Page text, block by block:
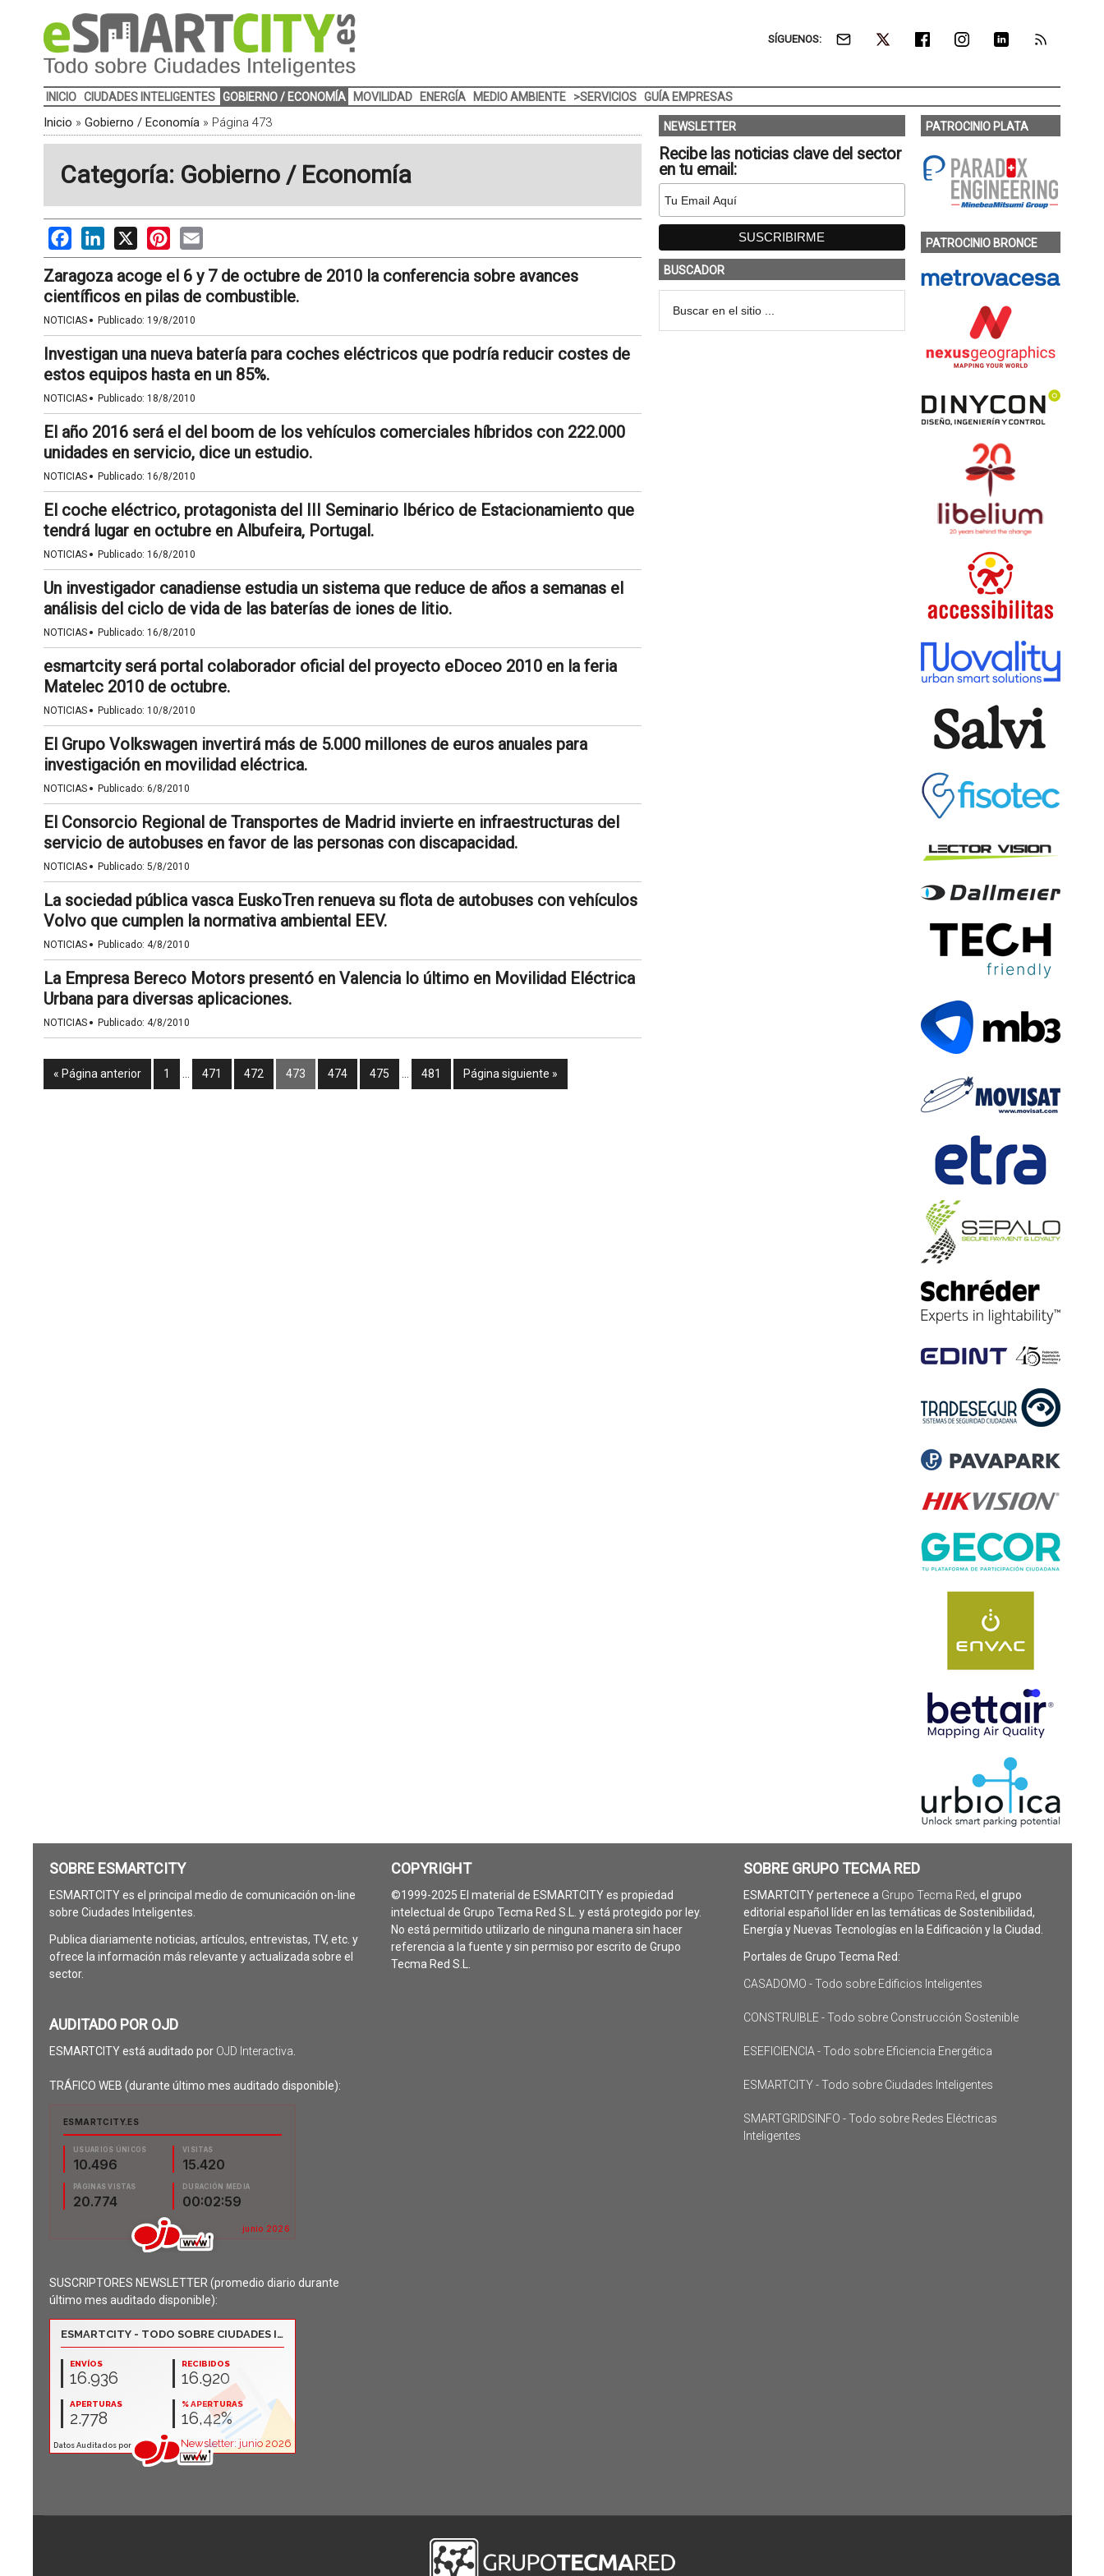
SÍGUENOS:
INICIO CIUDADES INTELIGENTES GOBIERNO / ECONOMÍA MOVILIDAD ENERGÍA MEDIO AMBIENTE >SERVICIOS GUÍA EMPRESAS
Inicio » Gobierno / Economía» Página 473
Categoría: Gobierno / Economía
FacebookLinkedIn
X PinterestEmail
Zaragoza acoge el 6 y 7 de octubre de 2010 la conferencia sobre avances
científicos en pilas de combustible.
NOTICIAS · Publicado: 19/8/2010
Investigan una nueva batería para coches eléctricos que podría reducir costes de
estos equipos hasta en un 85%.
NOTICIAS · Publicado: 18/8/2010
El año 2016 será el del boom de los vehículos comerciales híbridos con 222.000
unidades en servicio, dice un estudio.
NOTICIAS · Publicado: 16/8/2010
El coche eléctrico, protagonista del III Seminario Ibérico de Estacionamiento que
tendrá lugar en octubre en Albufeira, Portugal.
NOTICIAS · Publicado: 16/8/2010
Un investigador canadiense estudia un sistema que reduce de años a semanas el
análisis del ciclo de vida de las baterías de iones de litio.
NOTICIAS · Publicado: 16/8/2010
esmartcity será portal colaborador oficial del proyecto eDoceo 2010 en la feria
Matelec 2010 de octubre.
NOTICIAS · Publicado: 10/8/2010
El Grupo Volkswagen invertirá más de 5.000 millones de euros anuales para
investigación en movilidad eléctrica.
NOTICIAS · Publicado: 6/8/2010
El Consorcio Regional de Transportes de Madrid invierte en infraestructuras del
servicio de autobuses en favor de las personas con discapacidad.
NOTICIAS · Publicado: 5/8/2010
La sociedad pública vasca EuskoTren renueva su flota de autobuses con vehículos
Volvo que cumplen la normativa ambiental EEV.
NOTICIAS · Publicado: 4/8/2010
La Empresa Bereco Motors presentó en Valencia lo último en Movilidad Eléctrica
Urbana para diversas aplicaciones.
NOTICIAS · Publicado: 4/8/2010
« Página anterior 1 471 472 473 474 475 481 Página siguiente »
NEWSLETTER
Recibe las noticias clave del sector
en tu email:
BUSCADOR
PATROCINIO PLATA
PATROCINIO BRONCE
SOBRE ESMARTCITY
ESMARTCITY es el principal medio de comunicación on-line
sobre Ciudades Inteligentes.
Publica diariamente noticias, artículos, entrevistas, TV, etc. y
ofrece la información más relevante y actualizada sobre el
sector.
AUDITADO POR OJD
ESMARTCITY está auditado por OJD Interactiva
TRÁFICO WEB (durante último mes auditado disponible):
SUSCRIPTORES NEWSLETTER (promedio diario durante
último mes auditado disponible):
COPYRIGHT
©1999-2025 El material de ESMARTCITY es propiedad
intelectual de Grupo Tecma Red S.L. y está protegido por ley.
No está permitido utilizarlo de ninguna manera sin hacer
referencia a la fuente y sin permiso por escrito de Grupo
Tecma Red S.L.
SOBRE GRUPO TECMA RED
ESMARTCITY pertenece a Grupo Tecma Red, el grupo
editorial español líder en las temáticas de Sostenibilidad,
Energía y Nuevas Tecnologías en la Edificación y la Ciudad.
Portales de Grupo Tecma Red:
CASADOMO - Todo sobre Edificios Inteligentes
CONSTRUIBLE - Todo sobre Construcción Sostenible
ESEFICIENCIA - Todo sobre Eficiencia Energética
ESMARTCITY - Todo sobre Ciudades Inteligentes
SMARTGRIDSINFO - Todo sobre Redes Eléctricas
Inteligentes